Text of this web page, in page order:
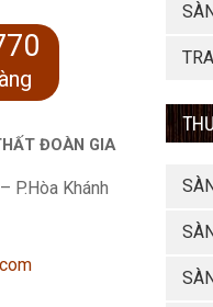
ĐOÀN GIA
P.Hòa Khánh